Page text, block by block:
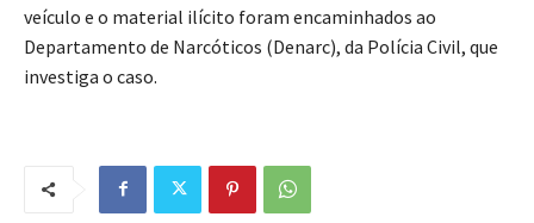
veículo e o material ilícito foram encaminhados ao
Departamento de Narcóticos (Denarc), da Polícia Civil, que
investiga o caso.